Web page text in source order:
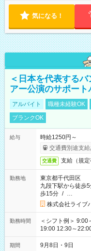
気になる！
＜日本を代表する
アー公演のサポー
アルバイト 職種未経験OK
ブランクOK
給与
時給1250円～
交通費別途支給
交通費 支給（規定
勤務地
東京都千代田区
九段下駅から徒歩
歩15分 / …
株式会社ライブ
勤務時間
＜シフト例＞
19:00 12:30～22:00 上記の時間から好きな時間を選べます
時間は変更となる
期間 9月8日・9日